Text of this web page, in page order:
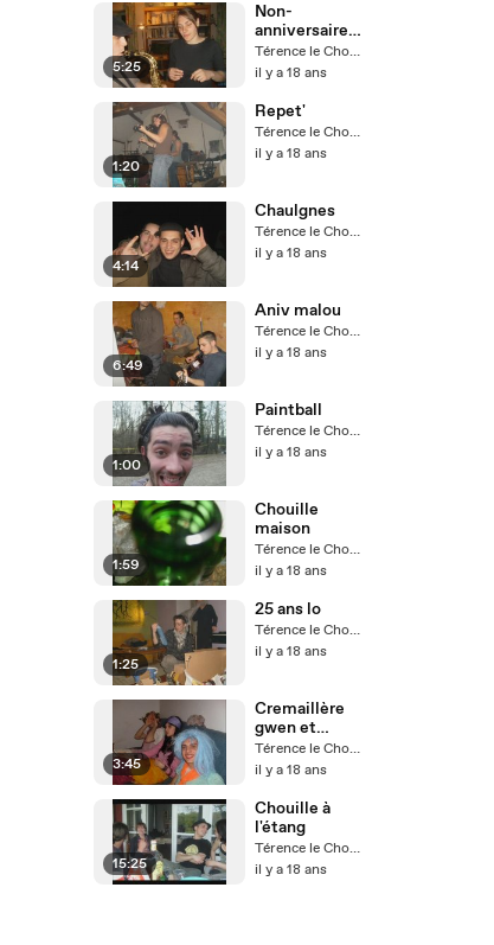
5:25
Non-
anniversaire
de pierrot
Térence le Chouilleur
il y a 18 ans
1:20
Repet'
Térence le Chouilleur
il y a 18 ans
4:14
Chaulgnes
Térence le Chouilleur
il y a 18 ans
6:49
Aniv malou
Térence le Chouilleur
il y a 18 ans
1:00
Paintball
Térence le Chouilleur
il y a 18 ans
1:59
Chouille
maison
Térence le Chouilleur
il y a 18 ans
1:25
25 ans lo
Térence le Chouilleur
il y a 18 ans
3:45
Cremaillère
gwen et
romain
Térence le Chouilleur
il y a 18 ans
15:25
Chouille à
l'étang
Térence le Chouilleur
il y a 18 ans